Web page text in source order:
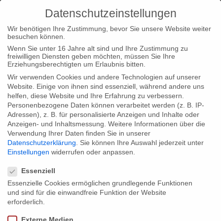
Home Typ|News
“Die Helden der Titanic” – Deutsche
Erstausstrahlung im ZDF
“Die Helden der Titanic” – Deutsche
Erstausstrahlung im ZDF
Unser aufwändig produziertes und mit hochkarätigem Cast
besetztes Doku-Drama ‘Die Helden der Titanic’ feiert am
Datenschutzeinstellungen
Wir benötigen Ihre Zustimmung, bevor Sie unsere Website weiter
besuchen können.
Wenn Sie unter 16 Jahre alt sind und Ihre Zustimmung zu
freiwilligen Diensten geben möchten, müssen Sie Ihre
Erziehungsberechtigten um Erlaubnis bitten.
Wir verwenden Cookies und andere Technologien auf unserer
Website. Einige von ihnen sind essenziell, während andere uns
helfen, diese Website und Ihre Erfahrung zu verbessern.
Personenbezogene Daten können verarbeitet werden (z. B. IP-
Adressen), z. B. für personalisierte Anzeigen und Inhalte oder
Anzeigen- und Inhaltsmessung. Weitere Informationen über die
Verwendung Ihrer Daten finden Sie in unserer
Datenschutzerklärung
Sie können Ihre Auswahl jederzeit unter
Einstellungen widerrufen oder anpassen.
Essenziell
Essenzielle Cookies ermöglichen grundlegende Funktionen
und sind für die einwandfreie Funktion der Website
erforderlich.